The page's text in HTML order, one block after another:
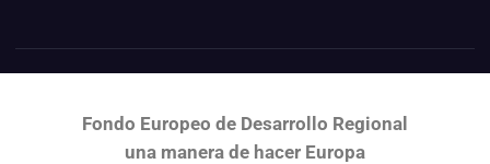
Fondo Europeo de Desarrollo Regional
una manera de hacer Europa